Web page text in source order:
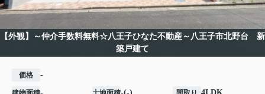
【外観】～仲介手数料無料☆八王子ひなた不動産～八王子市北野台 新
築戸建て
価格 -